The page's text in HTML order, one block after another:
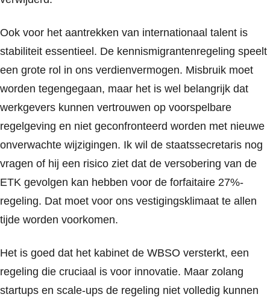
Ook voor het aantrekken van internationaal talent is
stabiliteit essentieel. De kennismigrantenregeling speelt
een grote rol in ons verdienvermogen. Misbruik moet
worden tegengegaan, maar het is wel belangrijk dat
werkgevers kunnen vertrouwen op voorspelbare
regelgeving en niet geconfronteerd worden met nieuwe
onverwachte wijzigingen. Ik wil de staatssecretaris nog
vragen of hij een risico ziet dat de versobering van de
ETK gevolgen kan hebben voor de forfaitaire 27%-
regeling. Dat moet voor ons vestigingsklimaat te allen
tijde worden voorkomen.
Het is goed dat het kabinet de WBSO versterkt, een
regeling die cruciaal is voor innovatie. Maar zolang
startups en scale-ups de regeling niet volledig kunnen